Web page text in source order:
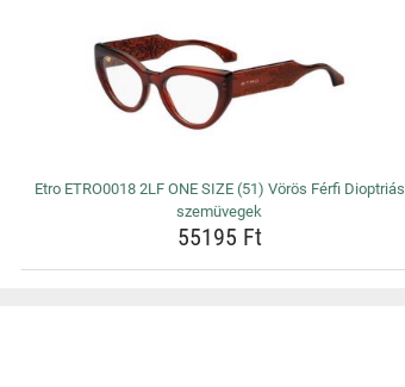
Etro ETRO0018 2LF ONE SIZE (51) Vörös Férfi Dioptriás
szemüvegek
55195 Ft